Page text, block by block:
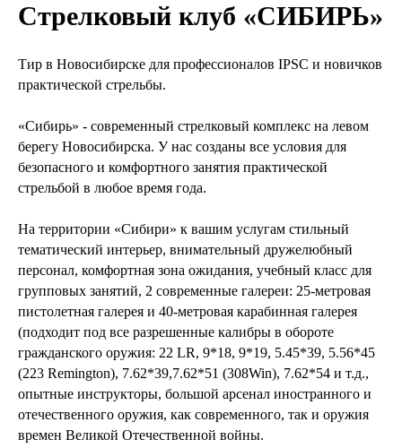
Стрелковый клуб «СИБИРЬ»
Тир в Новосибирске для профессионалов IPSC и новичков
практической стрельбы.
«Сибирь» - современный стрелковый комплекс на левом
берегу Новосибирска. У нас созданы все условия для
безопасного и комфортного занятия практической
стрельбой в любое время года.
На территории «Сибири» к вашим услугам стильный
тематический интерьер, внимательный дружелюбный
персонал, комфортная зона ожидания, учебный класс для
групповых занятий, 2 современные галереи: 25-метровая
пистолетная галерея и 40-метровая карабинная галерея
(подходит под все разрешенные калибры в обороте
гражданского оружия: 22 LR, 9*18, 9*19, 5.45*39, 5.56*45
(223 Remington), 7.62*39,7.62*51 (308Win), 7.62*54 и т.д.,
опытные инструкторы, большой арсенал иностранного и
отечественного оружия, как современного, так и оружия
времен Великой Отечественной войны.